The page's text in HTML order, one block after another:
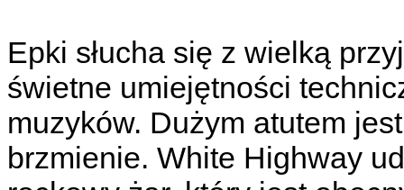
Epki słucha się z wielką
świetne umiejętności
muzyków. Dużym atutem
brzmienie. White Highway